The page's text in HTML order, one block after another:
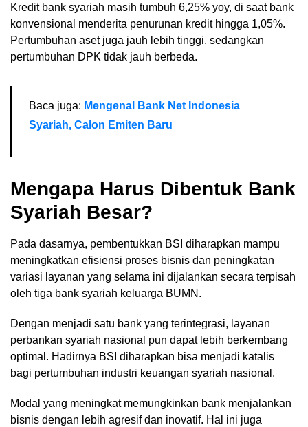
Kredit bank syariah masih tumbuh 6,25% yoy, di saat bank
konvensional menderita penurunan kredit hingga 1,05%.
Pertumbuhan aset juga jauh lebih tinggi, sedangkan
pertumbuhan DPK tidak jauh berbeda.
Baca juga: Mengenal Bank Net Indonesia
Syariah, Calon Emiten Baru
Mengapa Harus Dibentuk Bank
Syariah Besar?
Pada dasarnya, pembentukkan BSI diharapkan mampu
meningkatkan efisiensi proses bisnis dan peningkatan
variasi layanan yang selama ini dijalankan secara terpisah
oleh tiga bank syariah keluarga BUMN.
Dengan menjadi satu bank yang terintegrasi, layanan
perbankan syariah nasional pun dapat lebih berkembang
optimal. Hadirnya BSI diharapkan bisa menjadi katalis
bagi pertumbuhan industri keuangan syariah nasional.
Modal yang meningkat memungkinkan bank menjalankan
bisnis dengan lebih agresif dan inovatif. Hal ini juga